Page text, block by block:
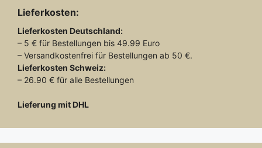
Lieferkosten:
Lieferkosten Deutschland:
– 5 € für Bestellungen bis 49.99 Euro
– Versandkostenfrei für Bestellungen ab 50 €.
Lieferkosten Schweiz:
– 26.90 € für alle Bestellungen
Lieferung mit DHL